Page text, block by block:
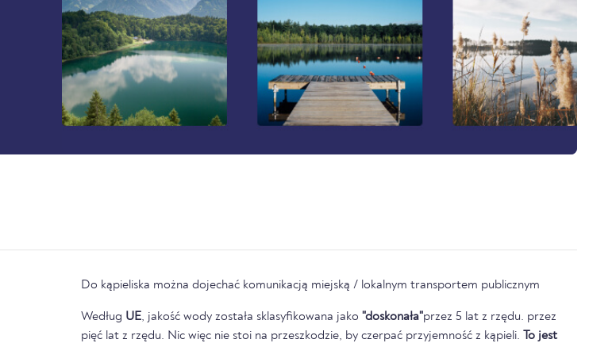
Do kąpieliska można dojechać komunikacją miejską / lokalnym transportem publicznym
Według UE, jakość wody została sklasyfikowana jako "doskonała"przez 5 lat z rzędu. przez
pięć lat z rzędu. Nic więc nie stoi na przeszkodzie, by czerpać przyjemność z kąpieli. To jest